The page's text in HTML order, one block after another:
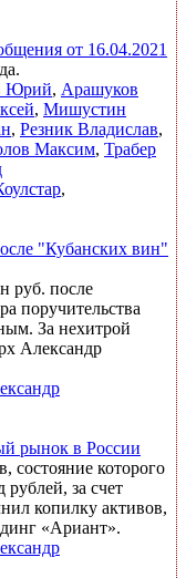
от 16.04.2021
Юрий, Арашуков
, Мишустин
, Резник Владислав,
Максим, Трабер
,
"Кубанских вин"
руб. после
поручительства
За нехитрой
Александр
рынок в России
которого
за счет
копилку активов,
«Ариант».